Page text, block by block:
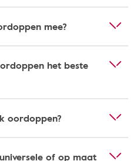
mee?
het beste
oordoppen?
of op maat